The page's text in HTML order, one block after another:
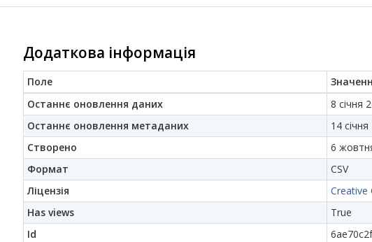
Додаткова інформація
Поле
Останнє оновлення даних
8 січня
Останнє оновлення метаданих
14
Створено
6
Формат
CSV
Ліцензія
Has views
True
Id